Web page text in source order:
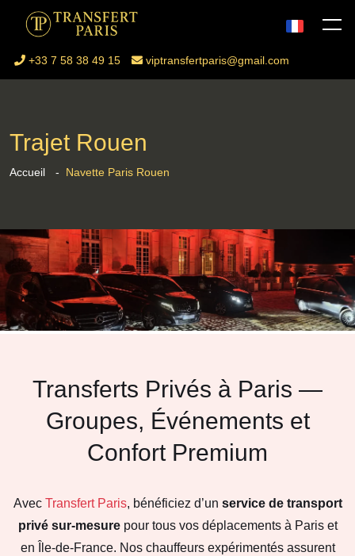
+33 7 58 38 49 15 viptransfertparis@gmail.com
Trajet Rouen
Accueil Navette Paris Rouen
Transferts Privés à Paris —
Groupes, Événements et
Confort Premium
Avec Transfert Paris, bénéficiez d’un service de transport
privé sur-mesurepour tous vos déplacements à Paris et
en Île-de-France. Nos chauffeurs expérimentés assurent